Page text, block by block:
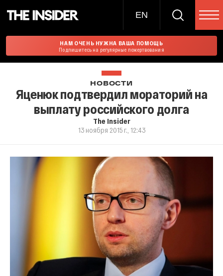
EN
НАМ ОЧЕНЬ НУЖНА ВАША ПОМОЩЬ
Подпишитесь на регулярные пожертвования
НОВОСТИ
Яценюк подтвердил мораторий на
выплату российского долга
The Insider
13 ноября 2015 г., 12:43